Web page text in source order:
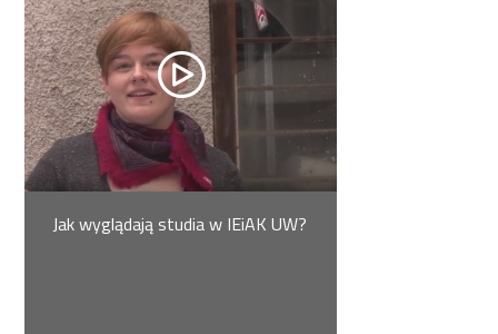
Jak wyglądają studia w IEiAK UW?